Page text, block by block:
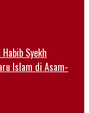
Syekh
Islam di Asam-